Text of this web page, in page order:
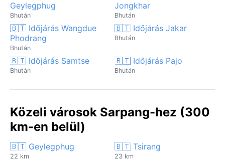
Geylegphug
Bhután
Jongkhar
Bhután
🇧🇹 Időjárás Wangdue
Phodrang
Bhután
🇧🇹 Időjárás Jakar
Bhután
🇧🇹 Időjárás Samtse
Bhután
🇧🇹 Időjárás Pajo
Bhután
Közeli városok Sarpang-hez (300
km-en belül)
🇧🇹 Geylegphug
22 km
🇧🇹 Tsirang
23 km